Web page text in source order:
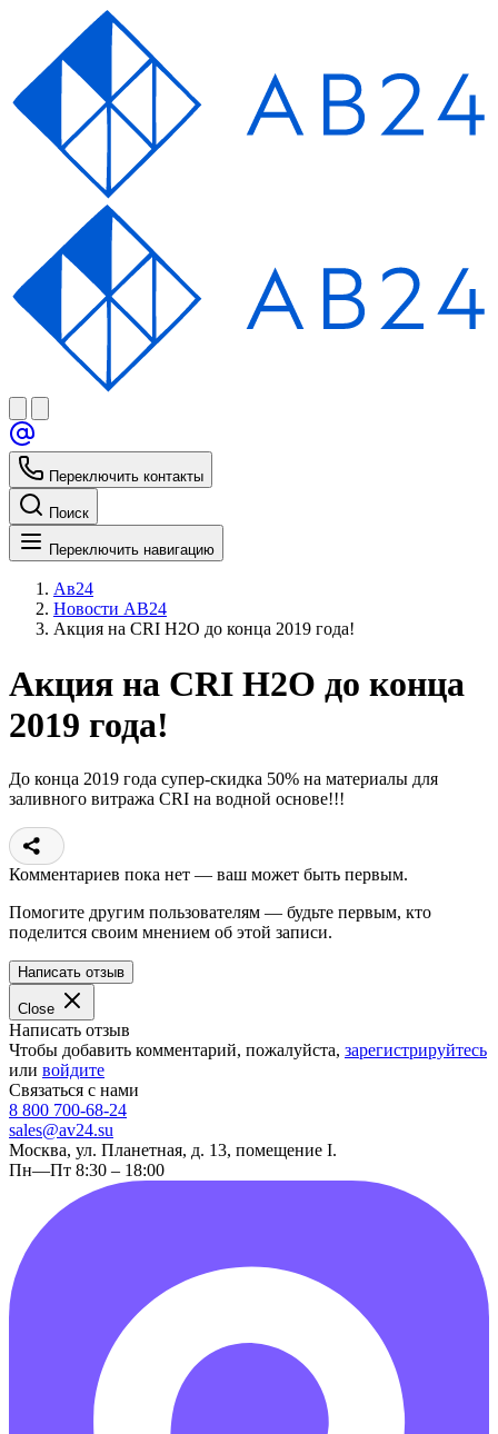
Переключить контакты
Поиск
Переключить навигацию
Ав24
Новости АВ24
Акция на CRI H2O до конца 2019 года!
Акция на CRI H2O до конца
2019 года!
До конца 2019 года супер-скидка 50% на материалы для
заливного витража CRI на водной основе!!!
Комментариев пока нет — ваш может быть первым.
Помогите другим пользователям — будьте первым, кто
поделится своим мнением об этой записи.
Написать отзыв
Close
Написать отзыв
Чтобы добавить комментарий, пожалуйста, зарегистрируйтесь
или войдите
Связаться с нами
8 800 700-68-24
sales@av24.su
Москва, ул. Планетная, д. 13, помещение I.
Пн—Пт 8:30 – 18:00